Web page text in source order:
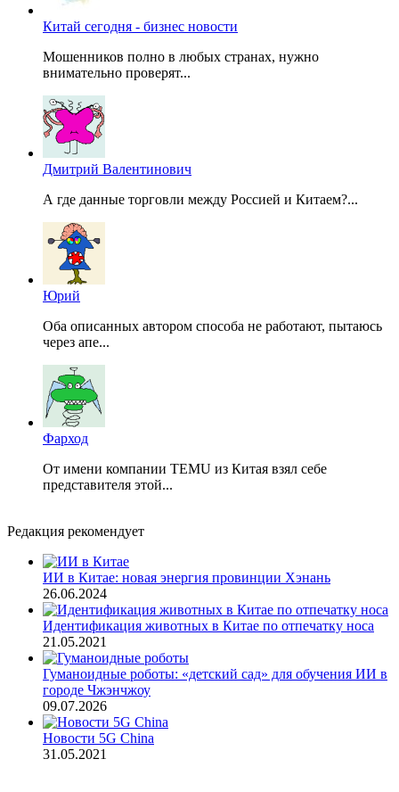
Китай сегодня - бизнес новости
Мошенников полно в любых странах, нужно
внимательно проверят...
Дмитрий Валентинович
А где данные торговли между Россией и Китаем?...
Юрий
Оба описанных автором способа не работают, пытаюсь
через апе...
Фарход
От имени компании TEMU из Китая взял себе
представителя этой...
Редакция рекомендует
ИИ в Китае: новая энергия провинции Хэнань
26.06.2024
Идентификация животных в Китае по отпечатку носа
21.05.2021
Гуманоидные роботы: «детский сад» для обучения ИИ в
городе Чжэнчжоу
09.07.2026
Новости 5G China
31.05.2021